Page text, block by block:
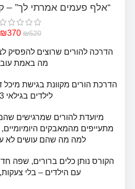
“אלף פעמים אמרתי לך” –
₪520
₪370
הדרכה להורים שרוצים להפסיק
מה באמת
הדרכת הורים מקוונת בגישת מיכל
לילדים בגילאי 3–9.
מיועדת להורים שמרגישים
מתעייפים מהמאבקים היומיומיים,
למה מה שהם עושים לא
הקורס נותן כלים ברורים, שפה
עם הילדים – בלי